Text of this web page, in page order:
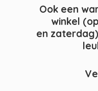
Ook een
winkel
en